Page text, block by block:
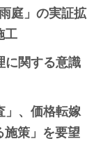
庭」の実証拡
工
に関する意識
」、価格転嫁
策」を要望